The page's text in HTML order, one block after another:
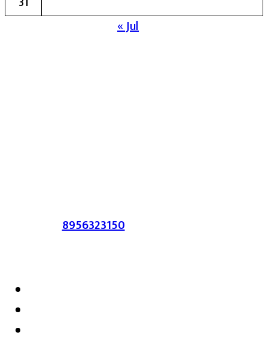
« Jul
संपर्क :-8956323150/ ईमेल :-